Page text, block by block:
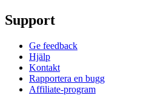
Support
Ge feedback
Hjälp
Kontakt
Rapportera en bugg
Affiliate-program